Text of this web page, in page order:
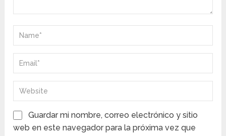
Guardar mi nombre, correo electrónico y sitio
web en este navegador para la próxima vez que